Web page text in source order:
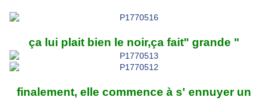
ça lui plait bien le noir,ça fait" grande "
finalement, elle commence à s' ennuyer un